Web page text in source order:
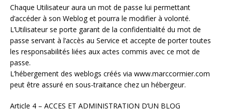
Chaque Utilisateur aura un mot de passe lui permettant
d’accéder à son Weblog et pourra le modifier à volonté.
L’Utilisateur se porte garant de la confidentialité du mot de
passe servant à l’accès au Service et accepte de porter toutes
les responsabilités liées aux actes commis avec ce mot de
passe.
L’hébergement des weblogs créés via www.marccormier.com
peut être assuré en sous-traitance chez un hébergeur.
Article 4 – ACCES ET ADMINISTRATION D’UN BLOG